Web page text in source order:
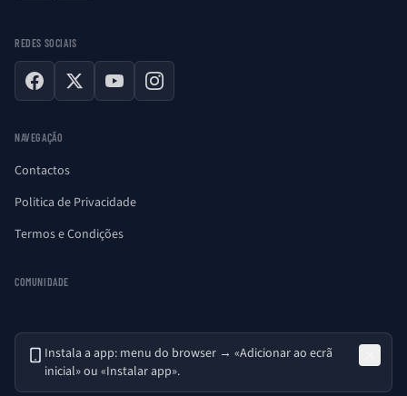
REDES SOCIAIS
Facebook
X YouTubeInstagram
NAVEGAÇÃO
Contactos
Politica de Privacidade
Termos e Condições
COMUNIDADE
Instala a app: menu do browser → «Adicionar ao ecrã
inicial» ou «Instalar app».